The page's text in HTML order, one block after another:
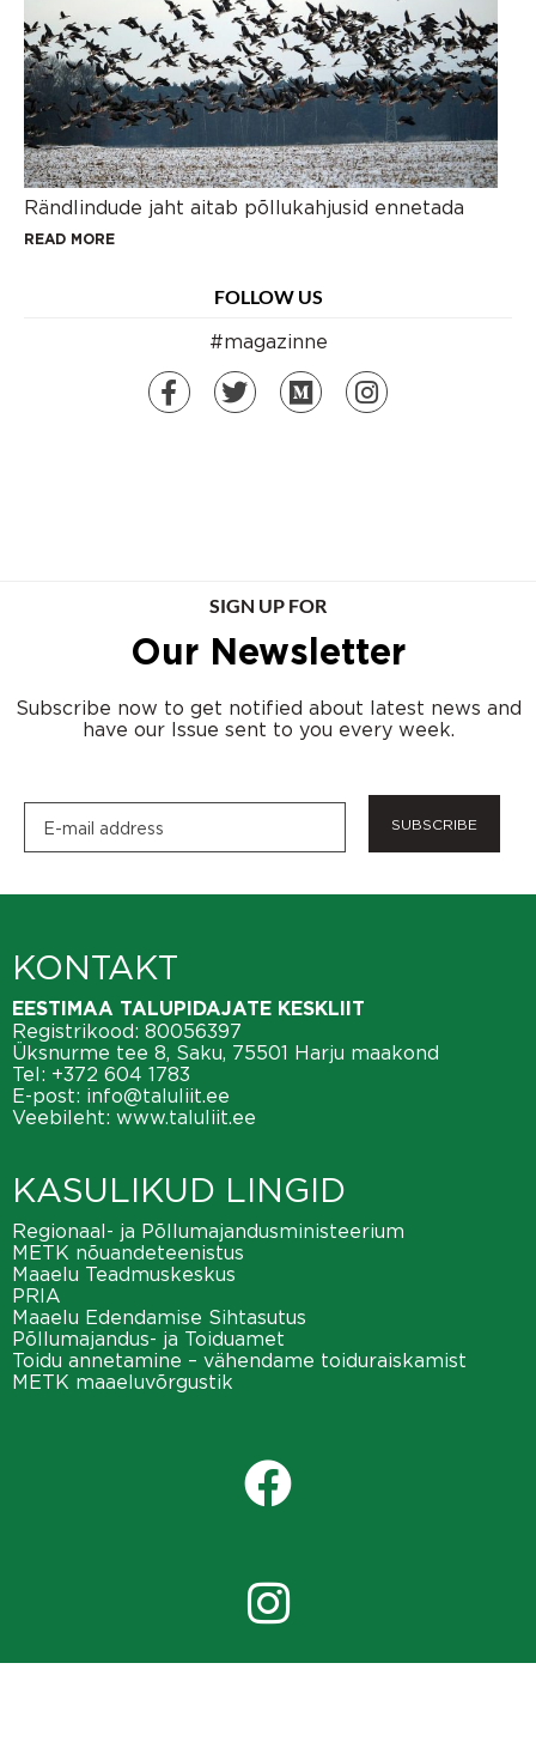
Rändlindude jaht aitab põllukahjusid ennetada
READ MORE
FOLLOW US
#magazinne
SIGN UP FOR
Our Newsletter
Subscribe now to get notified about latest news and
have our Issue sent to you every week.
SUBSCRIBE
KONTAKT
EESTIMAA TALUPIDAJATE KESKLIIT
Registrikood: 80056397
Üksnurme tee 8, Saku, 75501 Harju maakond
Tel: +372 604 1783
E-post: info@taluliit.ee
Veebileht: www.taluliit.ee
KASULIKUD LINGID
Regionaal- ja Põllumajandusministeerium
METK nõuandeteenistus
Maaelu Teadmuskeskus
PRIA
Maaelu Edendamise Sihtasutus
Põllumajandus- ja Toiduamet
Toidu annetamine – vähendame toiduraiskamist
METK maaeluvõrgustik